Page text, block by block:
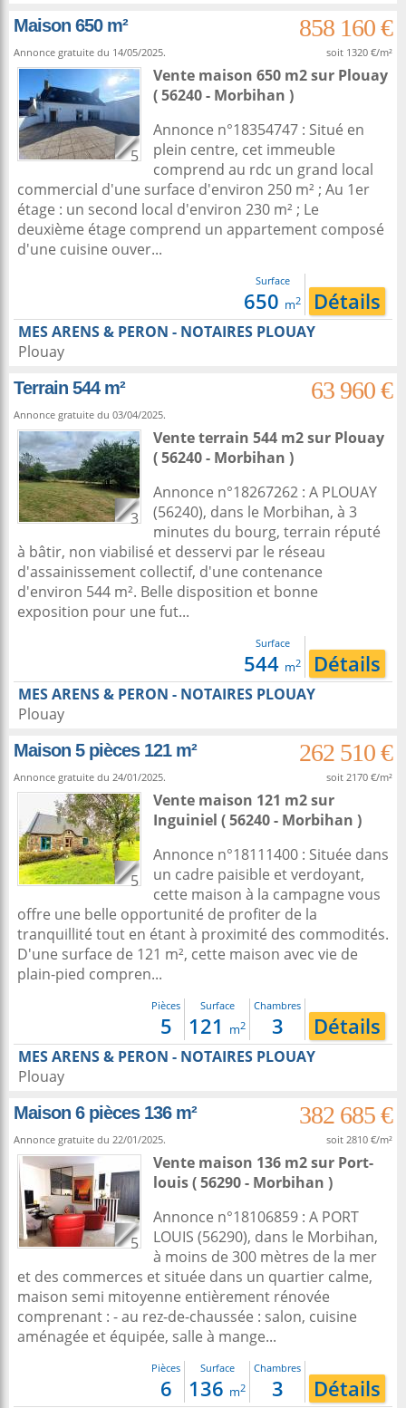
Maison 650 m²
858 160 €
Annonce gratuite du 14/05/2025. soit 1320 €/m²
5
Vente maison 650 m2sur Plouay
( 56240 - Morbihan )
Annonce n°18354747 : Situé en
plein centre, cet immeuble
comprend au rdc un grand local
commercial d'une surface d'environ 250 m² ; Au 1er
étage : un second local d'environ 230 m² ; Le
deuxième étage comprend un appartement composé
d'une cuisine ouver...
Surface
650 m2 Détails
MES ARENS & PERON - NOTAIRES PLOUAY
Plouay
Terrain 544 m²
63 960 €
Annonce gratuite du 03/04/2025.
3
Vente terrain 544 m2sur Plouay
( 56240 - Morbihan )
Annonce n°18267262 : A PLOUAY
(56240), dans le Morbihan, à 3
minutes du bourg, terrain réputé
à bâtir, non viabilisé et desservi par le réseau
d'assainissement collectif, d'une contenance
d'environ 544 m². Belle disposition et bonne
exposition pour une fut...
Surface
544 m2 Détails
MES ARENS & PERON - NOTAIRES PLOUAY
Plouay
Maison 5 pièces 121 m²
262 510 €
Annonce gratuite du 24/01/2025. soit 2170 €/m²
5
Vente maison 121 m2sur
Inguiniel ( 56240 - Morbihan )
Annonce n°18111400 : Située dans
un cadre paisible et verdoyant,
cette maison à la campagne vous
offre une belle opportunité de profiter de la
tranquillité tout en étant à proximité des commodités.
D'une surface de 121 m², cette maison avec vie de
plain-pied compren...
Pièces
5
Surface
121 m2
Chambres
3 Détails
MES ARENS & PERON - NOTAIRES PLOUAY
Plouay
Maison 6 pièces 136 m²
382 685 €
Annonce gratuite du 22/01/2025. soit 2810 €/m²
5
Vente maison 136 m2sur Port-
louis( 56290 - Morbihan )
Annonce n°18106859 : A PORT
LOUIS (56290), dans le Morbihan,
à moins de 300 mètres de la mer
et des commerces et située dans un quartier calme,
maison semi mitoyenne entièrement rénovée
comprenant : - au rez-de-chaussée : salon, cuisine
aménagée et équipée, salle à mange...
Pièces
6
Surface
136 m2
Chambres
3 Détails